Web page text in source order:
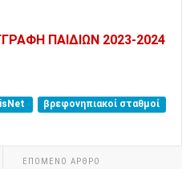
ΠΑΙΔΙΩΝ 2023-2024
βρεφονηπιακοί σταθμοί
ΕΠΟΜΕΝΟ ΑΡΘΡΟ